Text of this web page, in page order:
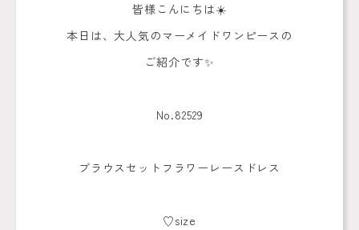
皆様こんにちは☀️
本日は、大人気のマーメイドワンピースの
ご紹介です✨️
No.82529
ブラウスセットフラワーレースドレス
♡size